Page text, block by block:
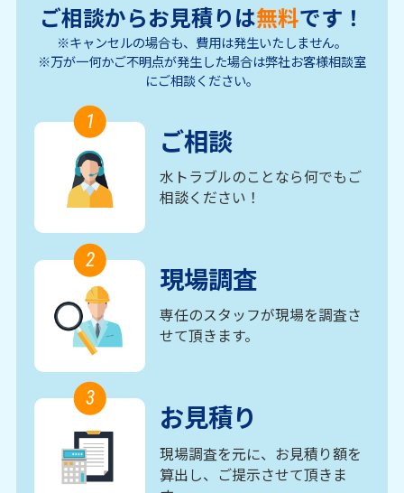
ご相談からお見積りは無料です！
※キャンセルの場合も、費用は発生いたしません。
※万が一何かご不明点が発生した場合は弊社お客様相談室
にご相談ください。
1
ご相談
水トラブルのことなら何でもご
相談ください！
2
現場調査
専任のスタッフが現場を調査さ
せて頂きます。
3
お見積り
現場調査を元に、お見積り額を
算出し、ご提示させて頂きま